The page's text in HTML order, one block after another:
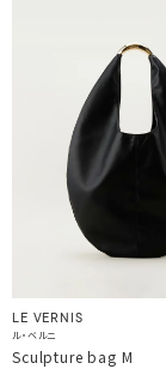
LE VERNIS
ル・ベルニ
Sculpture bag M